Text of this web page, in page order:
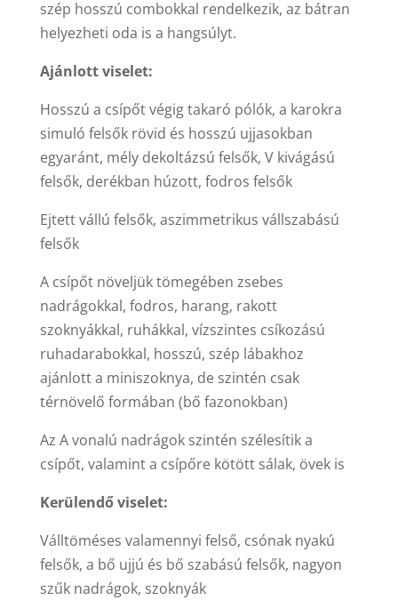
szép hosszú combokkal rendelkezik, az bátran
helyezheti oda is a hangsúlyt.
Ajánlott viselet:
Hosszú a csípőt végig takaró pólók, a karokra
simuló felsők rövid és hosszú ujjasokban
egyaránt, mély dekoltázsú felsők, V kivágású
felsők, derékban húzott, fodros felsők
Ejtett vállú felsők, aszimmetrikus vállszabású
felsők
A csípőt növeljük tömegében zsebes
nadrágokkal, fodros, harang, rakott
szoknyákkal, ruhákkal, vízszintes csíkozású
ruhadarabokkal, hosszú, szép lábakhoz
ajánlott a miniszoknya, de szintén csak
térnövelő formában (bő fazonokban)
Az A vonalú nadrágok szintén szélesítik a
csípőt, valamint a csípőre kötött sálak, övek is
Kerülendő viselet:
Válltöméses valamennyi felső, csónak nyakú
felsők, a bő ujjú és bő szabású felsők, nagyon
szűk nadrágok, szoknyák